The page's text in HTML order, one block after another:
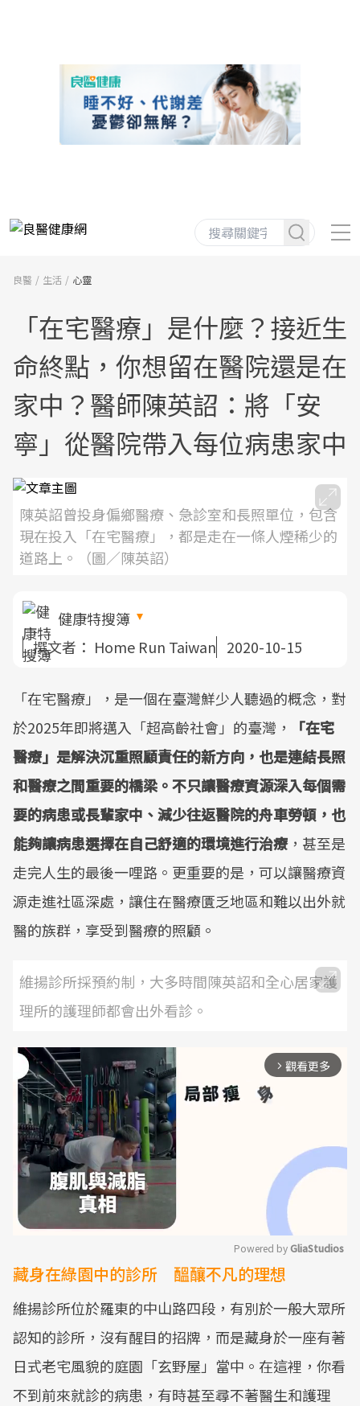
良醫 生活 心靈
「在宅醫療」是什麼？接近生
命終點，你想留在醫院還是在
家中？醫師陳英詔：將「安
寧」從醫院帶入每位病患家中
陳英詔曾投身偏鄉醫療、急診室和長照單位，包含
現在投入「在宅醫療」，都是走在一條人煙稀少的
道路上。（圖／陳英詔）
健康特搜簿
撰文者： Home Run Taiwan 2020-10-15
「在宅醫療」，是一個在臺灣鮮少人聽過的概念，對
於2025年即將邁入「超高齡社會」的臺灣，
「在宅
醫療」是解決沉重照顧責任的新方向，也是連結長照
和醫療之間重要的橋梁。不只讓醫療資源深入每個需
要的病患或長輩家中、減少往返醫院的舟車勞頓，也
能夠讓病患選擇在自己舒適的環境進行治療，甚至是
走完人生的最後一哩路。更重要的是，可以讓醫療資
源走進社區深處，讓住在醫療匱乏地區和難以出外就
醫的族群，享受到醫療的照顧。
維揚診所採預約制，大多時間陳英詔和全心居家護
理所的護理師都會出外看診。
arrow_forward_ios 觀看更多
Powered by GliaStudios
藏身在綠園中的診所 醞釀不凡的理想
維揚診所位於羅東的中山路四段，有別於一般大眾所
認知的診所，沒有醒目的招牌，而是藏身於一座有著
日式老宅風貌的庭園「玄野屋」當中。在這裡，你看
不到前來就診的病患，有時甚至尋不著醫生和護理